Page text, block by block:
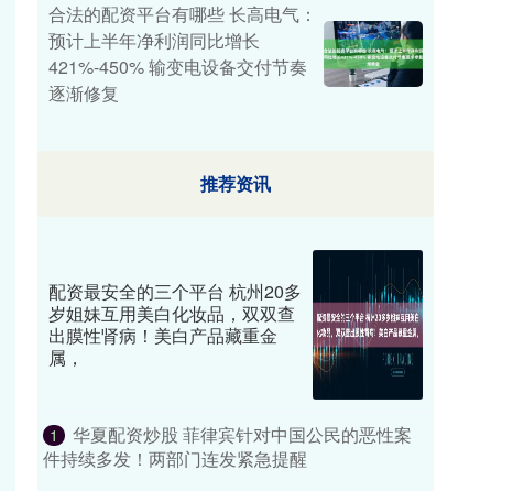
合法的配资平台有哪些 长高电气：
预计上半年净利润同比增长
421%-450% 输变电设备交付节奏
逐渐修复
推荐资讯
配资最安全的三个平台 杭州20多
岁姐妹互用美白化妆品，双双查
出膜性肾病！美白产品藏重金
属，
1
华夏配资炒股 菲律宾针对中国公民的恶性案
件持续多发！两部门连发紧急提醒